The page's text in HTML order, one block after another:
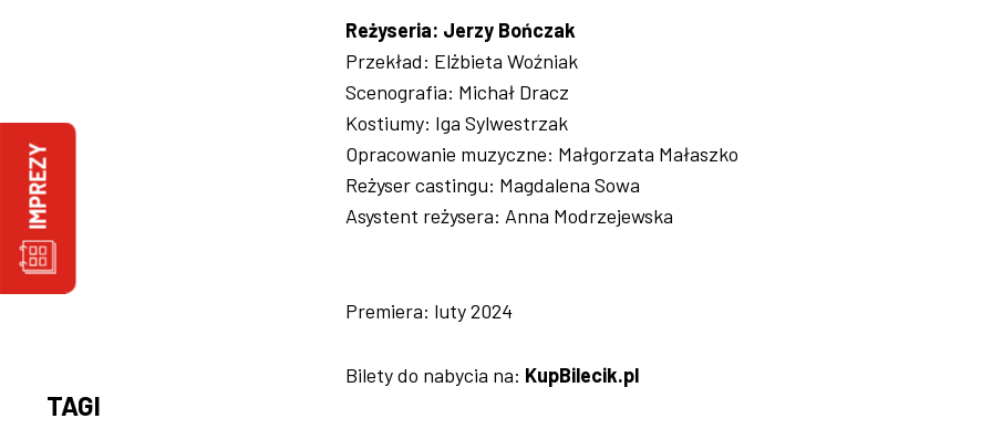
Reżyseria: Jerzy Bończak
Przekład: Elżbieta Woźniak
Scenografia: Michał Dracz
Kostiumy: Iga Sylwestrzak
Opracowanie muzyczne: Małgorzata Małaszko
Reżyser castingu: Magdalena Sowa
Asystent reżysera: Anna Modrzejewska
Premiera: luty 2024
Bilety do nabycia na: KupBilecik.pl
TAGI
IMPREZY